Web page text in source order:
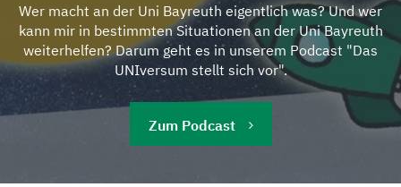
Wer macht an der Uni Bayreuth eigentlich was? Und wer
kann mir in bestimmten Situationen an der Uni Bayreuth
weiterhelfen? Darum geht es in unserem Podcast "Das
UNIversum stellt sich vor".
Zum Podcast